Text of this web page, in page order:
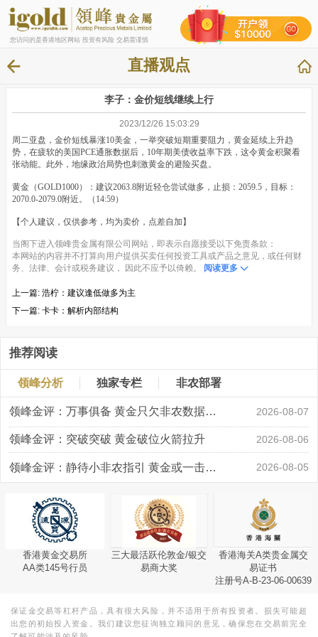
您访问的是香港地区网站 投资有风险 交易需谨慎
直播观点
李子：金价短线继续上行
2023/12/26 15:03:29
周二亚盘，金价短线暴涨10美金，一举突破短期重要阻力，黄金延续上升趋
势，在疲软的美国PCE通胀数据后，10年期美债收益率下跌，这令黄金积聚看
张动能。此外，地缘政治局势也刺激黄金的避险买盘。
黄金（GOLD1000）：建议2063.8附近轻仓尝试做多，止损：2059.5，目标：
2070.0-2079.0附近。（14:59）
【个人建议，仅供参考，均为卖价，点差自加】
当阁下进入领峰贵金属有限公司网站，即表示自愿接受以下免责条款：
本网站的内容并不打算向用户提供买卖任何投资工具或产品之意见，或任何财
务、法律、会计或税务建议， 因此不应予以倚赖。
阅读更多
上一篇: 浩柠：建议逢低做多为主
下一篇: 卡卡：解析内部结构
推荐阅读
领峰分析 独家专栏 非农部署
领峰金评：万事俱备 黄金只欠非农数据“东风” 2026-08-07
领峰金评：突破突破 黄金破位火箭拉升 2026-08-06
领峰金评：静待小非农指引 黄金或一击破局 2026-08-05
香港黄金交易所
AA类145号行员
三大最活跃伦敦金/银交
易商大奖
香港海关A类贵金属交
易证书
注册号A-B-23-06-00639
保证金交易等杠杆产品，具有很大风险，并不适用于所有投资者。损失可能超
出您的初始投入资金。我们建议您征询独立顾问的意见，确保您在交易前完全